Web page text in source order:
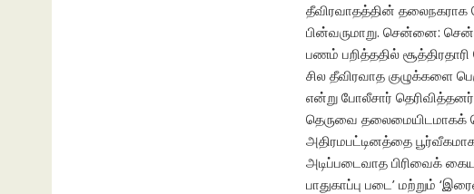
தீவிரவாதத்தின் தலைநகராக
பின்வருமாறு. சென்னை:
பணம் பறித்ததில்
சில தீவிரவாத குழுக்களை
என்று போலீசார்
தெருவை தலைமையிடமாகக்
அதிரமபட்டினத்தை
அடிப்படைவாத பிரிவைக்
பாதுகாப்பு படை’ மற்றும்